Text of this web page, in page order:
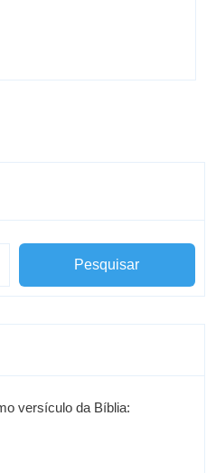
Pesquisar
versículo da Bíblia: